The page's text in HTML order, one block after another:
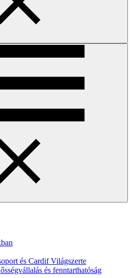
és Cardif Világszerte
és fenntarthatóság